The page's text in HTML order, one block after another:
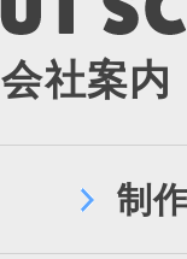
会社案内
制